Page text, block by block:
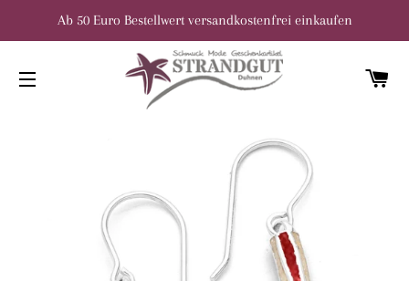
Ab 50 Euro Bestellwert versandkostenfrei einkaufen
SEITENNAVIGATION